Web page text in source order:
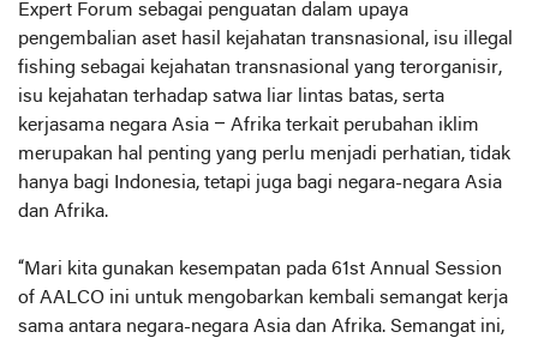
Expert Forum sebagai penguatan dalam upaya
pengembalian aset hasil kejahatan transnasional, isu illegal
fishing sebagai kejahatan transnasional yang terorganisir,
isu kejahatan terhadap satwa liar lintas batas, serta
kerjasama negara Asia – Afrika terkait perubahan iklim
merupakan hal penting yang perlu menjadi perhatian, tidak
hanya bagi Indonesia, tetapi juga bagi negara-negara Asia
dan Afrika.
“Mari kita gunakan kesempatan pada 61st Annual Session
of AALCO ini untuk mengobarkan kembali semangat kerja
sama antara negara-negara Asia dan Afrika. Semangat ini,